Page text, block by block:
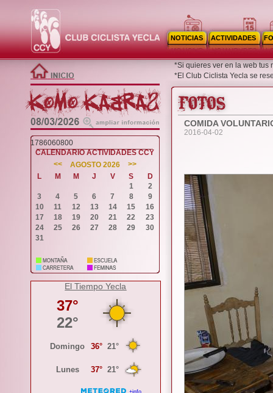
NOTICIAS ACTIVIDADES
*Si quieres ver en la web
*El Club Ciclista Yecla se
1786060800
CALENDARIO ACTIVIDADES CCY
<<
AGOSTO 2026
>>
L
M M J V S
D
1
2
3
4 5 6 7 8
9
10
11 12 13 14 15
16
17
18 19 20 21 22
23
24
25 26 27 28 29
30
31
El Tiempo Yecla
COMIDA
2016-04-02